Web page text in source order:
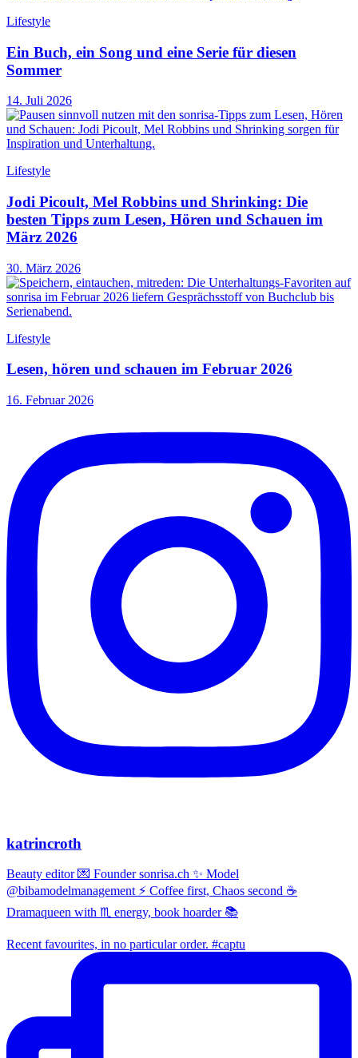
Lifestyle
Ein Buch, ein Song und eine Serie für diesen
Sommer
14. Juli 2026
Lifestyle
Jodi Picoult, Mel Robbins und Shrinking: Die
besten Tipps zum Lesen, Hören und Schauen im
März 2026
30. März 2026
Lifestyle
Lesen, hören und schauen im Februar 2026
16. Februar 2026
katrincroth
Beauty editor 💌 Founder sonrisa.ch ✨ Model
@bibamodelmanagement ⚡ Coffee first, Chaos second ☕
Dramaqueen with ♏ energy, book hoarder 📚
Recent favourites, in no particular order. #captu